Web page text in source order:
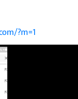
?m=1